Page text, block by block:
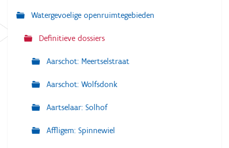
Watergevoelige openruimtegebieden
Definitieve dossiers
Aarschot: Meertselstraat
Aarschot: Wolfsdonk
Aartselaar: Solhof
Affligem: Spinnewiel